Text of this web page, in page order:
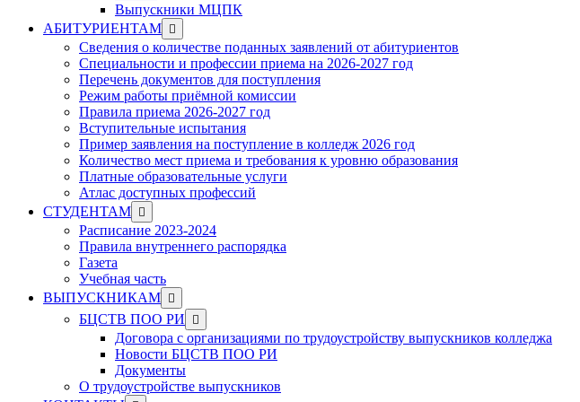
Выпускники МЦПК
АБИТУРИЕНТАМ Show
sub
menu
Сведения о количестве поданных заявлений от абитуриентов
Специальности и профессии приема на 2026-2027 год
Перечень документов для поступления
Режим работы приёмной комиссии
Правила приема 2026-2027 год
Вступительные испытания
Пример заявления на поступление в колледж 2026 год
Количество мест приема и требования к уровню образования
Платные образовательные услуги
Атлас доступных профессий
СТУДЕНТАМ Show
sub
menu
Расписание 2023-2024
Правила внутреннего распорядка
Газета
Учебная часть
ВЫПУСКНИКАМ Show
sub
menu
БЦСТВ ПОО РИ
Show
sub
menu
Договора с организациями по трудоустройству выпускников колледжа
Новости БЦСТВ ПОО РИ
Документы
О трудоустройстве выпускников